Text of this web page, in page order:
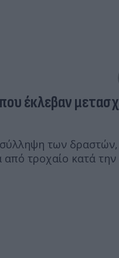
έκλεβαν
σύλληψη των
τροχαίο κατά την